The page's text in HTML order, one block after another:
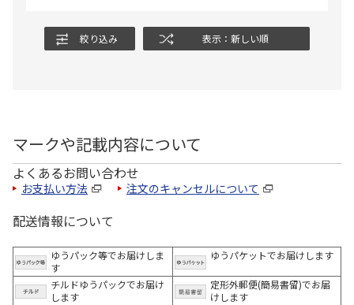
絞り込み 表示：新しい順
マークや記載内容について
よくあるお問い合わせ
お支払い方法 注文のキャンセルについて
配送情報について
ゆうパック等でお届けしま
す
ゆうパケットでお届けします
チルドゆうパックでお届け
します
定形外郵便(簡易書留)でお届
けします